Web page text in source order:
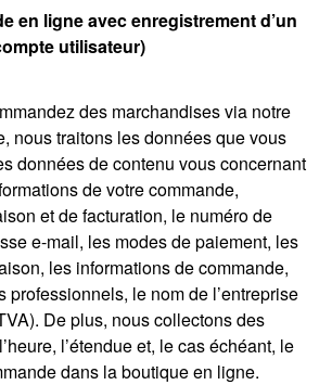
en ligne avec enregistrement d’un
utilisateur)
des marchandises via notre
nous traitons les données que vous
données de contenu vous concernant
de votre commande,
et de facturation, le numéro de
e-mail, les modes de paiement, les
les informations de commande,
professionnels, le nom de l’entreprise
De plus, nous collectons des
l’étendue et, le cas échéant, le
dans la boutique en ligne.